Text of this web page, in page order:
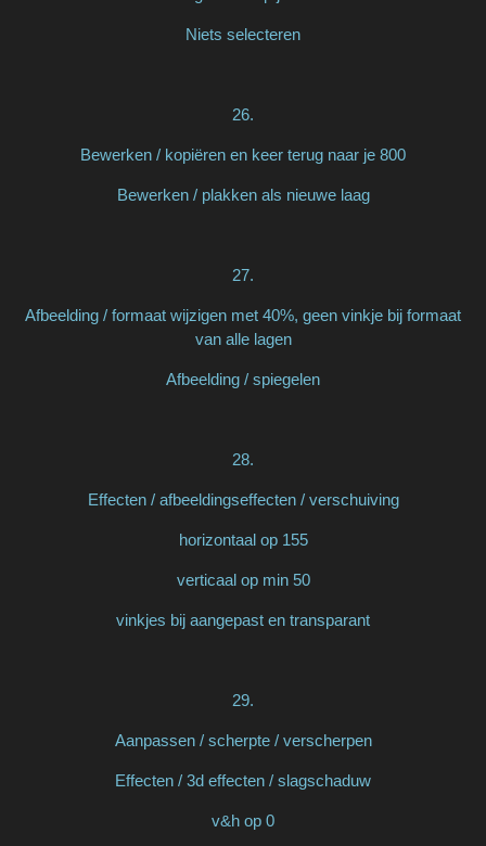
Niets selecteren
26.
Bewerken / kopiëren en keer terug naar je 800
Bewerken / plakken als nieuwe laag
27.
Afbeelding / formaat wijzigen met 40%, geen vinkje bij formaat
van alle lagen
Afbeelding / spiegelen
28.
Effecten / afbeeldingseffecten / verschuiving
horizontaal op 155
verticaal op min 50
vinkjes bij aangepast en transparant
29.
Aanpassen / scherpte / verscherpen
Effecten / 3d effecten / slagschaduw
v&h op 0